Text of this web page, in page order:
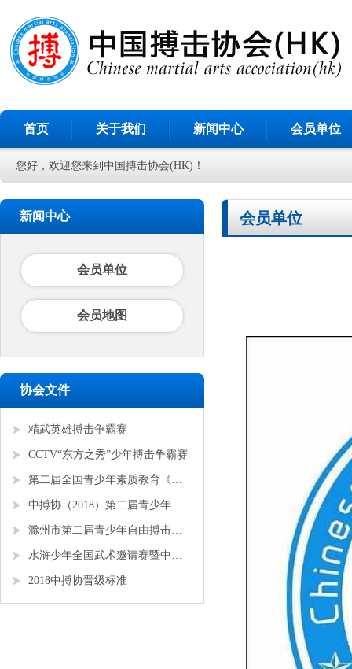
首页 关于我们 新闻中心 会员单位
您好，欢迎您来到中国搏击协会(HK)！
新闻中心
会员单位
会员地图
协会文件
精武英雄搏击争霸赛
CCTV“东方之秀”少年搏击争霸赛
第二届全国青少年素质教育《勇者争锋》搏击锦标赛
中搏协（2018）第二届青少年锦标赛
滁州市第二届青少年自由搏击全国邀请赛
水浒少年全国武术邀请赛暨中搏协青少年搏击锦标赛
2018中搏协晋级标准
会员单位